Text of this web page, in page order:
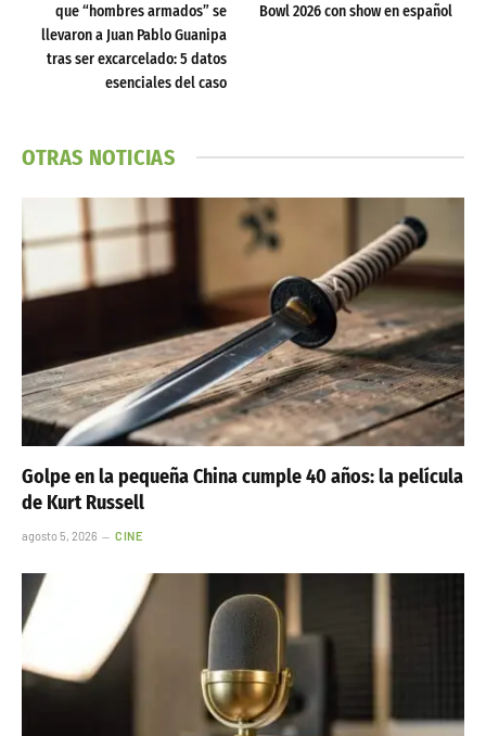
que “hombres armados” se
llevaron a Juan Pablo Guanipa
tras ser excarcelado: 5 datos
esenciales del caso
Bowl 2026 con show en español
OTRAS NOTICIAS
Golpe en la pequeña China cumple 40 años: la película
de Kurt Russell
agosto 5, 2026 CINE